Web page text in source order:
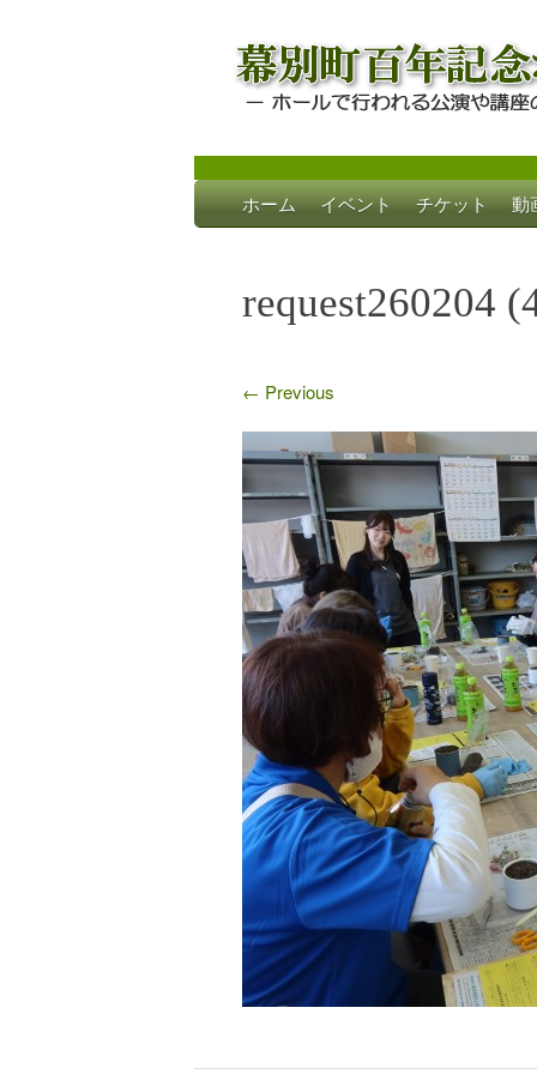
幕別町百年記
ホールで行われる公演や講座のご案内
Skip
to
ホーム イベント チケット 動
request260204
← Previous